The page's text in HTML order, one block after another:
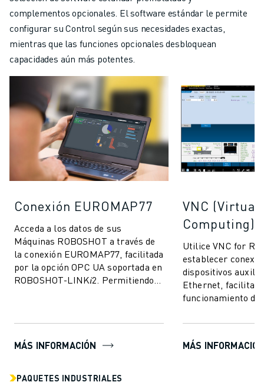
complementos opcionales. El software estándar le permite
configurar su Control según sus necesidades exactas,
mientras que las funciones opcionales desbloquean
capacidades aún más potentes.
Conexión EUROMAP77
Acceda a los datos de sus
Máquinas ROBOSHOT a través de
la conexión EUROMAP77, facilitada
por la opción OPC UA soportada en
ROBOSHOT-LINK𝑖2. Permitiendo
MÁS INFORMACIÓN
VNC
Computing)
Utilice VNC for
establecer
dispositivos
Ethernet,
funcionamiento
visualización de
MÁS
PAQUETES INDUSTRIALES